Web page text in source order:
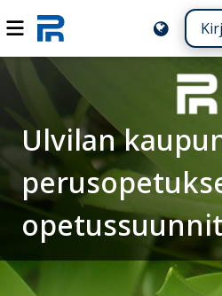
Ulvilan